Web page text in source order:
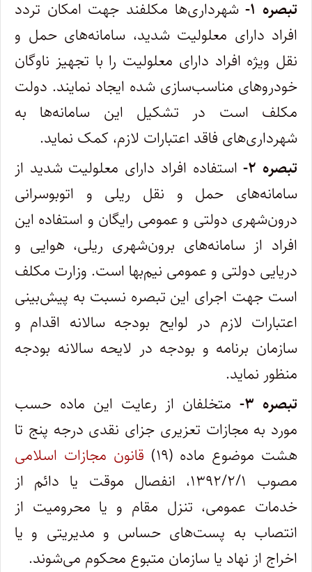
تبصره ۱-
شهرداری‌‏ها مکلفند جهت امکان تردد
افراد دارای معلولیت شدید، سامانه‌های حمل و
نقل ویژه افراد دارای معلولیت را با تجهیز ناوگان
خودروهای مناسب‏‌سازی شده ایجاد نمایند. دولت
مکلف است در تشکیل این سامانه‌‏ها به
شهردار‌ی‏‌های فاقد اعتبارات لازم، کمک نماید.
تبصره ۲-
استفاده افراد دارای معلولیت شدید از
سامانه‏‌های حمل و نقل ریلی و اتوبوس‏رانی
درون‌شهری دولتی و عمومی رایگان و استفاده این
افراد از سامانه‌‏های برون‏‌شهری ریلی، هوایی و
دریایی دولتی و عمومی نیم‌بها است. وزارت مکلف
است جهت اجرای این تبصره نسبت به پیش‌‏بینی
اعتبارات لازم در لوایح بودجه سالانه اقدام و
سازمان برنامه و بودجه در لایحه سالانه بودجه
منظور نماید.
تبصره ۳-
متخلفان از رعایت این ماده حسب
مورد به مجازات تعزیری جزای نقدی درجه پنج تا
هشت موضوع ماده (۱۹)
قانون مجازات اسلامی
مصوب ۱۳۹۲/۲/۱، انفصال موقت یا دائم از
خدمات عمومی، تنزل مقام و یا محرومیت از
انتصاب به پست‌های حساس و مدیریتی و یا
اخراج از نهاد یا سازمان متبوع محکوم می‌شوند.